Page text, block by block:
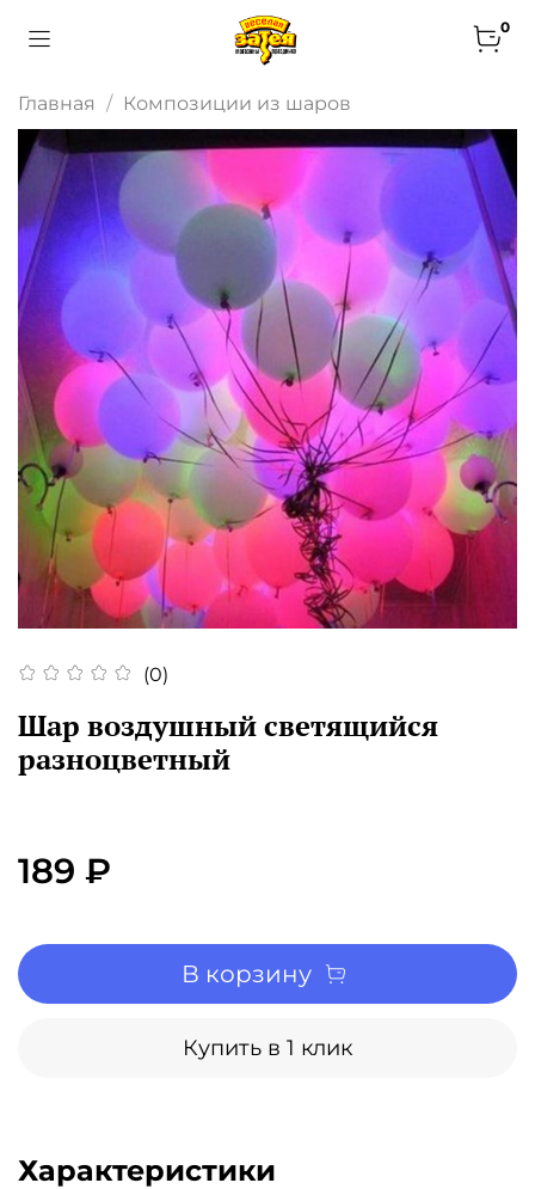
0
Главная Композиции из шаров
(0)
Шар воздушный светящийся
разноцветный
189 ₽
В корзину
Купить в 1 клик
Характеристики